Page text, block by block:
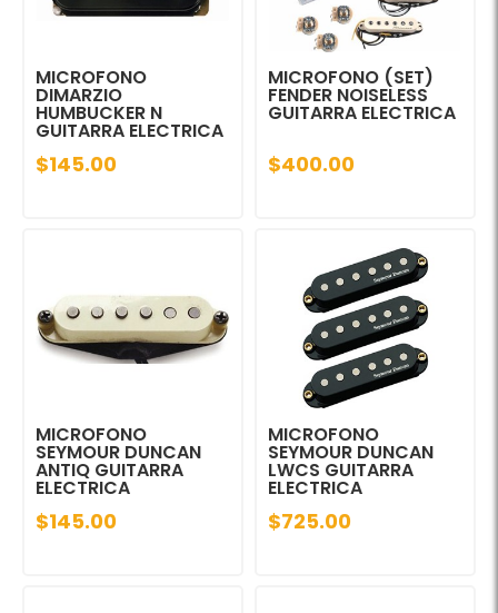
MICROFONO
DIMARZIO
HUMBUCKER N
GUITARRA ELECTRICA
$145.00
MICROFONO (SET)
FENDER NOISELESS
GUITARRA ELECTRICA
$400.00
MICROFONO
SEYMOUR DUNCAN
ANTIQ GUITARRA
ELECTRICA
$145.00
MICROFONO
SEYMOUR DUNCAN
LWCS GUITARRA
ELECTRICA
$725.00